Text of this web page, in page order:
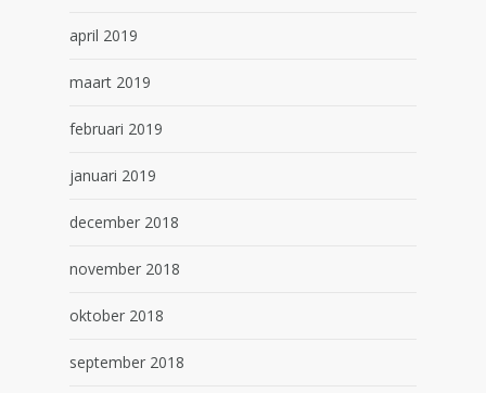
april 2019
maart 2019
februari 2019
januari 2019
december 2018
november 2018
oktober 2018
september 2018